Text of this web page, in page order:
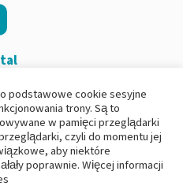
podstawowe cookie sesyjne
trony. Są to
w pamięci przeglądarki
czyli do momentu jej
aby niektóre
poprawnie. Więcej informacji